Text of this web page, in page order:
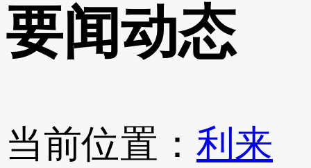
要闻动态
当前位置： 利来